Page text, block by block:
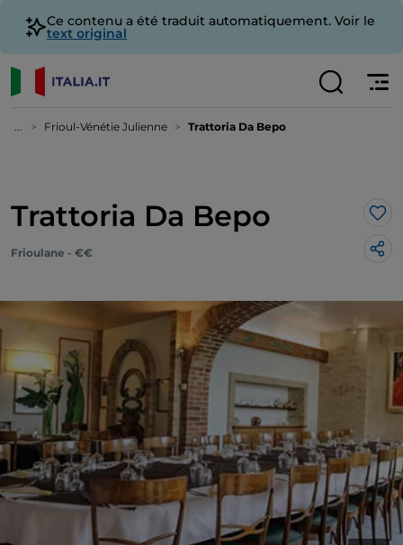
Ce contenu a été traduit automatiquement. Voir le
text original
... Frioul-Vénétie Julienne Trattoria Da Bepo
Trattoria Da Bepo
Frioulane - €€